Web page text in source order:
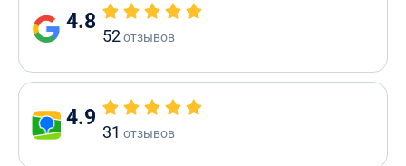
4.8
52отзывов
4.9
31 отзывов